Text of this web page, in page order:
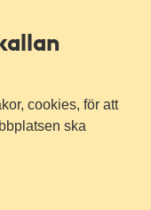
cookies, för att
ska